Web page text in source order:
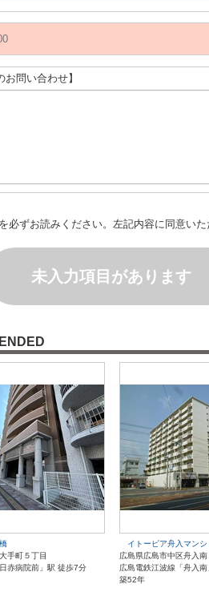
お問い合わせ】
を必ずお読みください。左記内容に同意い
未入力項目があります
手町５丁目
赤病院前」駅 徒歩7分
イトーピア舟入マンシ
広島県広島市中区舟入南
広島電鉄江波線「舟入
築52年